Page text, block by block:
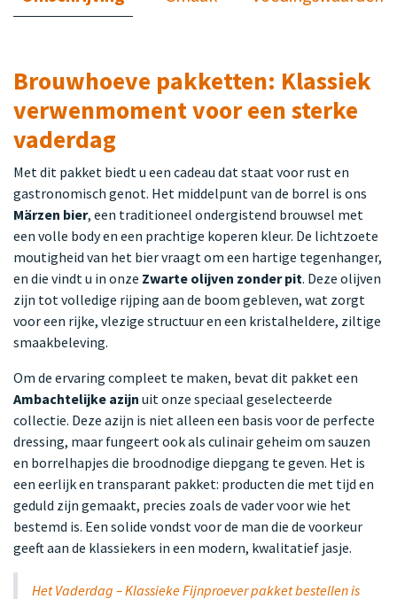
Brouwhoeve pakketten: Klassiek
verwenmoment voor een sterke
vaderdag
Met dit pakket biedt u een cadeau dat staat voor rust en
gastronomisch genot. Het middelpunt van de borrel is ons
Märzen bier, een traditioneel ondergistend brouwsel met
een volle body en een prachtige koperen kleur. De lichtzoete
moutigheid van het bier vraagt om een hartige tegenhanger,
en die vindt u in onze Zwarte olijven zonder pit. Deze olijven
zijn tot volledige rijping aan de boom gebleven, wat zorgt
voor een rijke, vlezige structuur en een kristalheldere, ziltige
smaakbeleving.
Om de ervaring compleet te maken, bevat dit pakket een
Ambachtelijke azijn uit onze speciaal geselecteerde
collectie. Deze azijn is niet alleen een basis voor de perfecte
dressing, maar fungeert ook als culinair geheim om sauzen
en borrelhapjes die broodnodige diepgang te geven. Het is
een eerlijk en transparant pakket: producten die met tijd en
geduld zijn gemaakt, precies zoals de vader voor wie het
bestemd is. Een solide vondst voor de man die de voorkeur
geeft aan de klassiekers in een modern, kwalitatief jasje.
Het Vaderdag – Klassieke Fijnproever pakket bestellen is